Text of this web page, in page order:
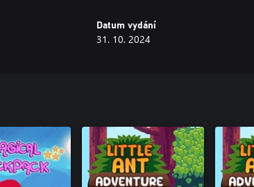
Datum vydání
31. 10. 2024